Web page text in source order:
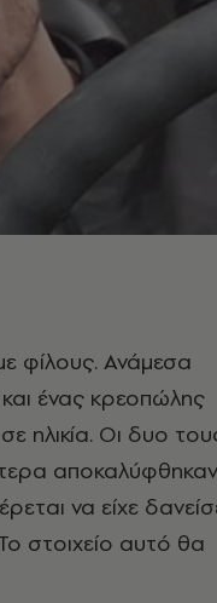
φίλους. Ανάμεσα
ένας κρεοπώλης
ηλικία. Οι δυο
αποκαλύφθηκαν
να είχε
στοιχείο αυτό θα